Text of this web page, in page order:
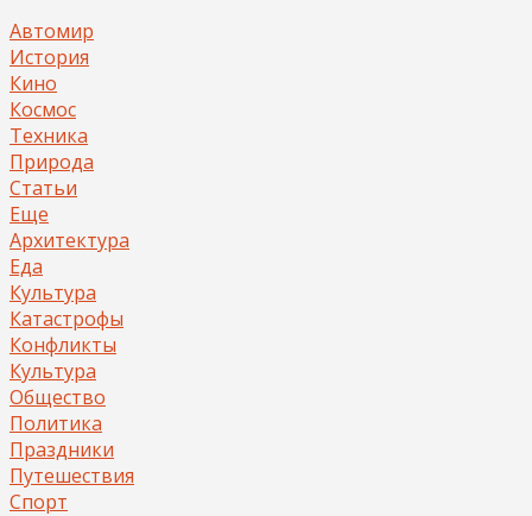
Автомир
История
Кино
Космос
Техника
Природа
Статьи
Еще
Архитектура
Еда
Культура
Катастрофы
Конфликты
Культура
Общество
Политика
Праздники
Путешествия
Спорт